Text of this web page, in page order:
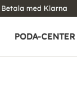
Betala med Klarna
PODA-CENTER